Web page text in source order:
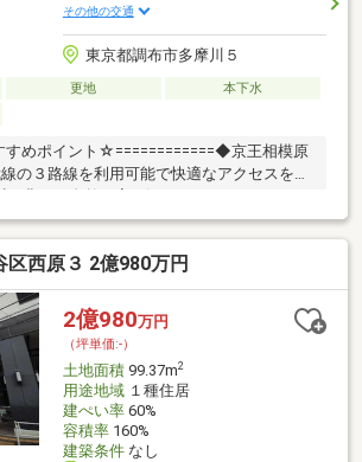
その他の交通
東京都調布市多摩川５
更地
本下水
すめポイント☆============◆京王相模原
の３路線を利用可能で快適なアクセスを叶
スも良好。暮らしやすさを実感できる立地
より、ゆとりある住空間に加え、店舗兼用
事務所・サロンなど多彩なプランニングが
川駅前では「itonami」プロジェクトが進行
と新たな街づくりに期待が集まる注目エリ
高容積率。住居・収益・事業利用まで、多
地─
区西原３ 2億980万円
2億980万円
（坪単価:-）
土地面積99.37m2
用途地域１種住居
建ぺい率60%
容積率160%
建築条件なし